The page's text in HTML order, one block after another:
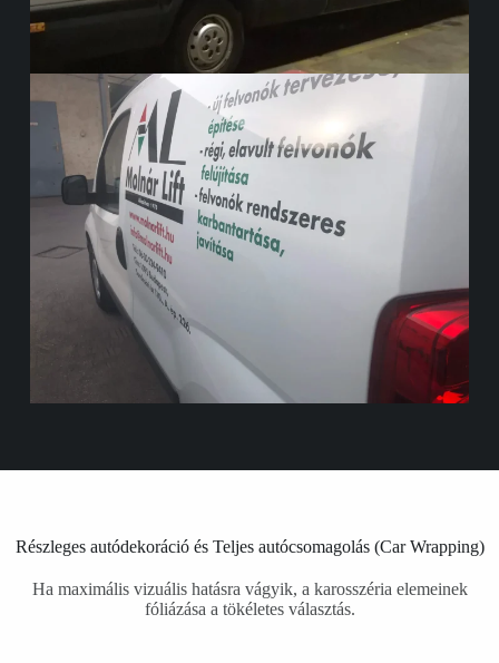
Részleges autódekoráció és Teljes autócsomagolás (Car Wrapping)
Ha maximális vizuális hatásra vágyik, a karosszéria elemeinek
fóliázása a tökéletes választás.